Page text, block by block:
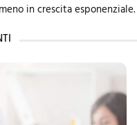
in crescita esponenziale.